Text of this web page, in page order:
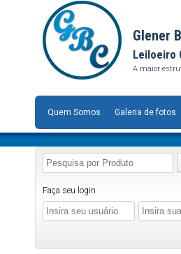
Glener
Leiloeiro
A maior
Quem Somos Galeria de fotos
Faça seu login